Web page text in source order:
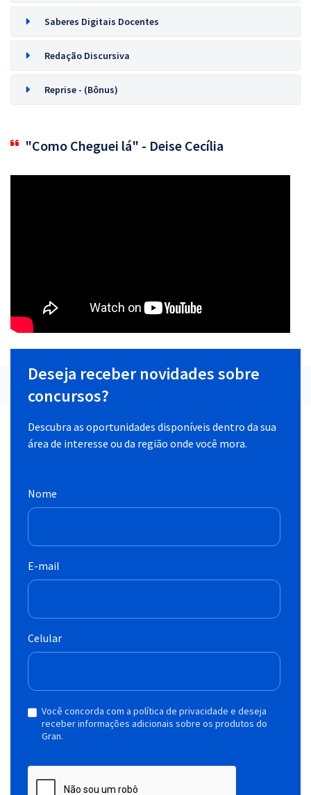
Saberes Digitais Docentes
Redação Discursiva
Reprise - (Bônus)
"Como Cheguei lá" - Deise Cecília
Deseja receber novidades sobre
concursos?
Descubra as oportunidades disponíveis dentro da sua
área de interesse ou da região onde você mora.
Nome
E-mail
Celular
Você concorda com a política de privacidade e deseja
receber informações adicionais sobre os produtos do
Gran.